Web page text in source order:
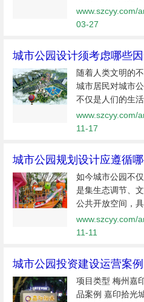
及交往互动性等
及城市公园设计
www.szcyy.com/
03-27
城市公园设计须考虑哪些
随着人类文明的
城市居民对城市
不仅是人们的生
还有消费习惯的
为城市居民服务
www.szcyy.com/
11-17
城市公园规划设计应遵循
如今城市公园不
是集生态调节、
公共开放空间，
展览、运动等多
划设计需要考虑
www.szcyy.com/
11-11
城市公园投资建设运营案
园
项目类型 梅州嘉
品案例 嘉印拾光